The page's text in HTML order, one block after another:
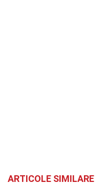
ARTICOLE SIMILARE